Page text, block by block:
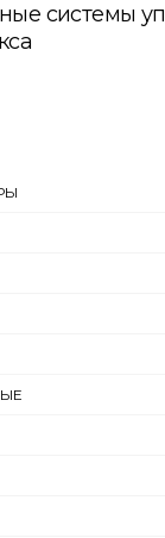
системы